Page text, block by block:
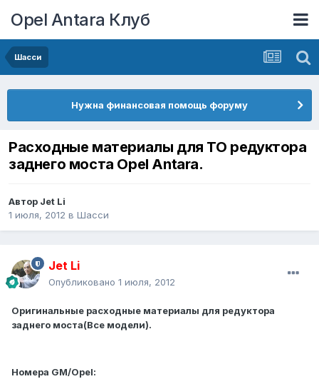
Opel Antara Клуб
Шасси
Нужна финансовая помощь форуму
Расходные материалы для ТО редуктора
заднего моста Opel Antara.
Автор Jet Li
1 июля, 2012 в Шасси
Jet Li
Опубликовано 1 июля, 2012
Оригинальные расходные материалы для редуктора
заднего моста(Все модели).
Номера GM/Opel: